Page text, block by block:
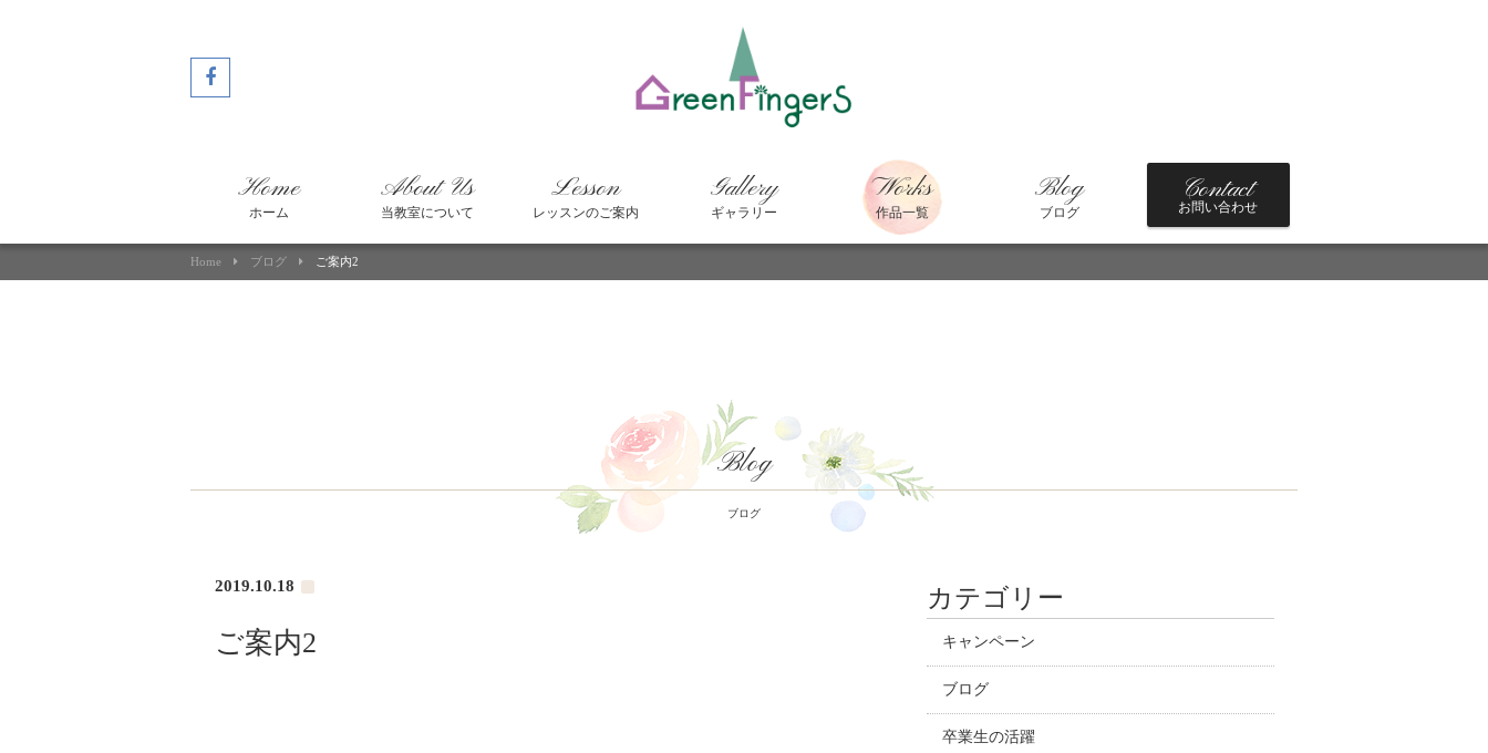
Home
ホーム
About Us
当教室について
Lesson
レッスンのご案内
Gallery
ギャラリー
Works
作品一覧
Blog
ブログ
Contact
お問い合わせ
Home ブログ ご案内2
Blog
ブログ
2019.10.18
ご案内2
カテゴリー
キャンペーン
ブログ
卒業生の活躍